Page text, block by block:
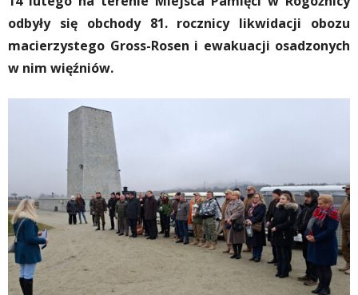
odbyły się obchody 81. rocznicy likwidacji obozu
macierzystego Gross-Rosen i ewakuacji osadzonych
w nim więźniów.